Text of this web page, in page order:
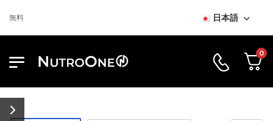
無料 日本語
0